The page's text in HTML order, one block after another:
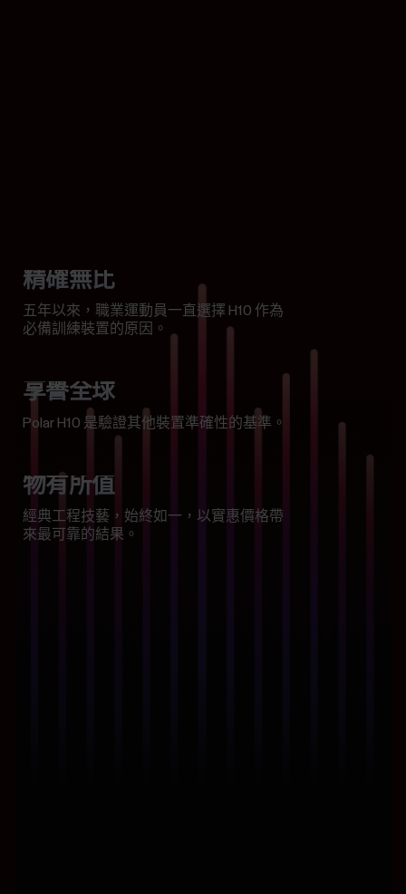
精確無比
五年以來，職業運動員一直選擇 H10 作為
必備訓練裝置的原因。
享譽全球
Polar H10 是驗證其他裝置準確性的基準。
物有所值
經典工程技藝，始終如一，以實惠價格帶
來最可靠的結果。